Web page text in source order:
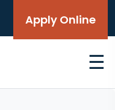
Apply Online
☰